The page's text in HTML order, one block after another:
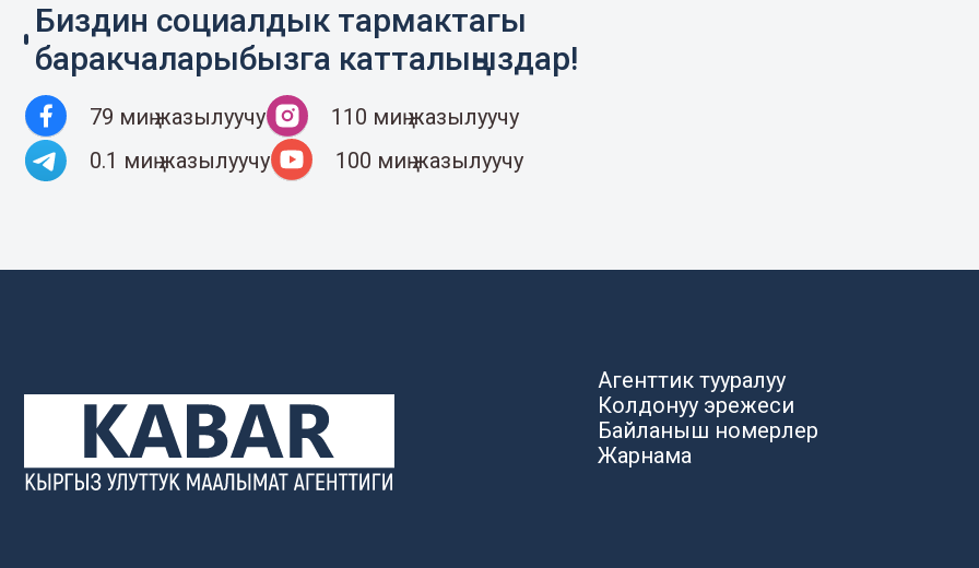
Биздин социалдык тармактагы
баракчаларыбызга катталыңыздар!
79 миң жазылуучу
110 миң жазылуучу
0.1 миң жазылуучу
100 миң жазылуучу
Агенттик тууралуу
Колдонуу эрежеси
Байланыш номерлер
Жарнама